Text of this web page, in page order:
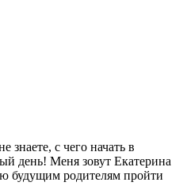
знаете, с чего начать в
день! Меня зовут Екатерина
будущим родителям пройти